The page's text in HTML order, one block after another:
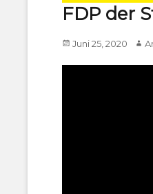
FDP der
Posted
Juni 25, 2020